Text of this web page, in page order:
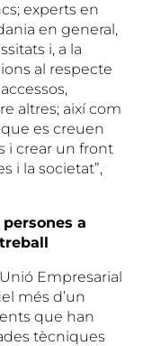
experts en
en general,
i, a la
al respecte
altres; així com
es creuen
i crear un front
i la societat”,
a
Empresarial
més d’un
que han
tècniques